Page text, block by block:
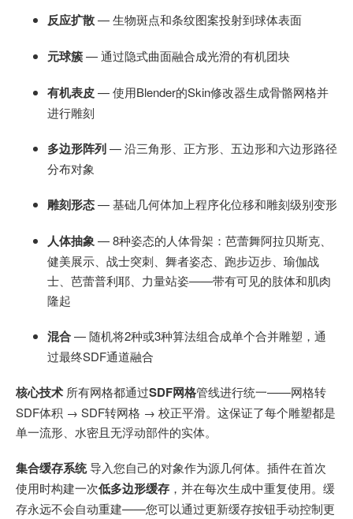
反应扩散— 生物斑点和条纹图案投射到球体表面
元球簇— 通过隐式曲面融合成光滑的有机团块
有机表皮— 使用Blender的Skin修改器生成骨骼网格并
进行雕刻
多边形阵列— 沿三角形、正方形、五边形和六边形路径
分布对象
雕刻形态— 基础几何体加上程序化位移和雕刻级别变形
人体抽象— 8种姿态的人体骨架：芭蕾舞阿拉贝斯克、
健美展示、战士突刺、舞者姿态、跑步迈步、瑜伽战
士、芭蕾普利耶、力量站姿——带有可见的肢体和肌肉
隆起
混合— 随机将2种或3种算法组合成单个合并雕塑，通
过最终SDF通道融合
核心技术 所有网格都通过SDF网格管线进行统一——网格转
SDF体积 → SDF转网格 → 校正平滑。这保证了每个雕塑都是
单一流形、水密且无浮动部件的实体。
集合缓存系统导入您自己的对象作为源几何体。插件在首次
使用时构建一次低多边形缓存 ，并在每次生成中重复使用。缓
存永远不会自动重建——您可以通过更新缓存按钮手动控制更